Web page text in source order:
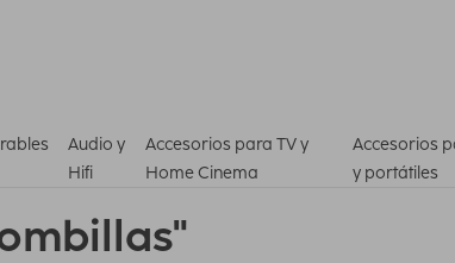
Audio y
Hifi
Accesorios para TV y
Home Cinema
Accesorios
y portátiles